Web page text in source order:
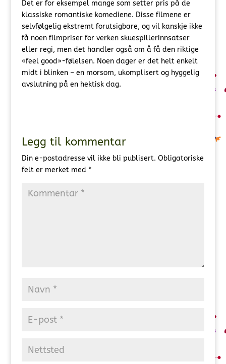
Det er for eksempel mange som setter pris på de
klassiske romantiske komediene. Disse filmene er
selvfølgelig ekstremt forutsigbare, og vil kanskje ikke
få noen filmpriser for verken skuespillerinnsatser
eller regi, men det handler også om å få den riktige
«feel good»-følelsen. Noen dager er det helt enkelt
midt i blinken – en morsom, ukomplisert og hyggelig
avslutning på en hektisk dag.
Legg til kommentar
Din e-postadresse vil ikke bli publisert. Obligatoriske
felt er merket med *